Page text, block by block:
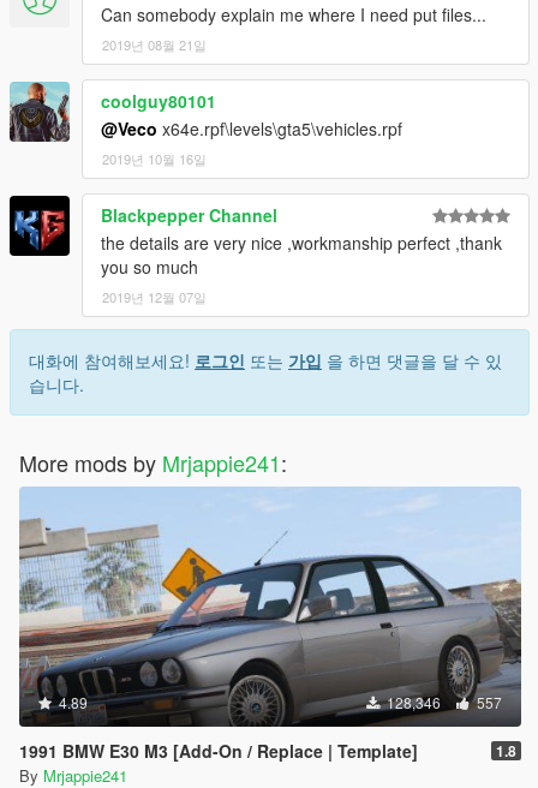
Can somebody explain me where I need put files...
2019년 08월 21일
coolguy80101
@Veco x64e.rpf\levels\gta5\vehicles.rpf
2019년 10월 16일
Blackpepper Channel
the details are very nice ,workmanship perfect ,thank
you so much
2019년 12월 07일
대화에 참여해보세요! 로그인 또는 가입 을 하면 댓글을 달 수 있
습니다.
More mods by Mrjappie241:
4.89 128,346 557
1991 BMW E30 M3 [Add-On / Replace | Template] 1.8
By Mrjappie241